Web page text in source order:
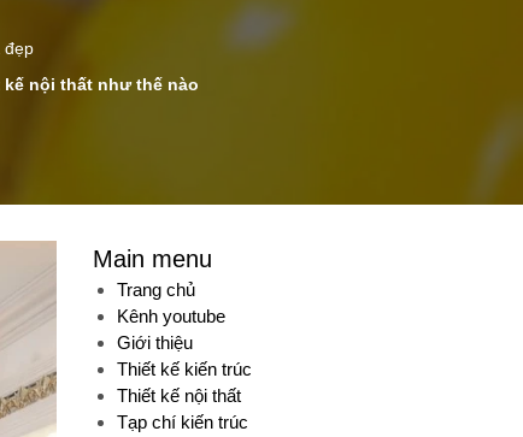
đẹp
nội thất như thế nào
Main menu
Trang chủ
Kênh youtube
Giới thiệu
Thiết kế kiến trúc
Thiết kế nội thất
Tạp chí kiến trúc